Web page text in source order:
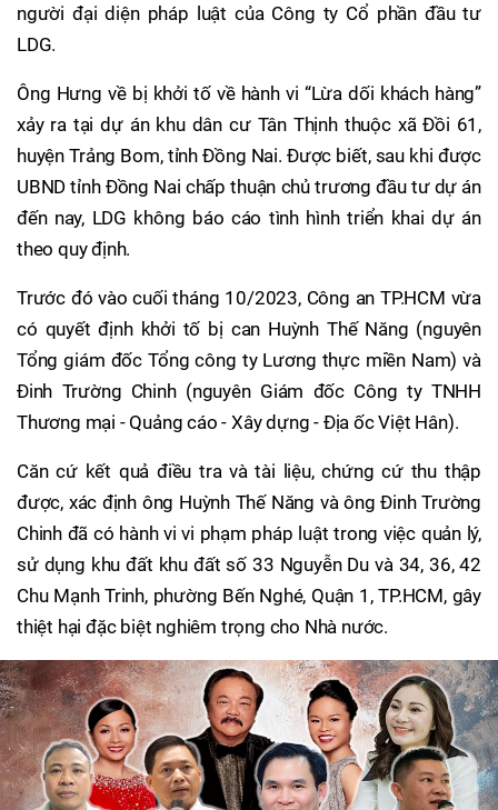
người đại diện pháp luật của Công ty Cổ phần đầu tư
LDG.
Ông Hưng về bị khởi tố về hành vi “Lừa dối khách hàng”
xảy ra tại dự án khu dân cư Tân Thịnh thuộc xã Đồi 61,
huyện Trảng Bom, tỉnh Đồng Nai. Được biết, sau khi được
UBND tỉnh Đồng Nai chấp thuận chủ trương đầu tư dự án
đến nay, LDG không báo cáo tình hình triển khai dự án
theo quy định.
Trước đó vào cuối tháng 10/2023, Công an TP.HCM vừa
có quyết định khởi tố bị can Huỳnh Thế Năng (nguyên
Tổng giám đốc Tổng công ty Lương thực miền Nam) và
Đinh Trường Chinh (nguyên Giám đốc Công ty TNHH
Thương mại - Quảng cáo - Xây dựng - Địa ốc Việt Hân).
Căn cứ kết quả điều tra và tài liệu, chứng cứ thu thập
được, xác định ông Huỳnh Thế Năng và ông Đinh Trường
Chinh đã có hành vi vi phạm pháp luật trong việc quản lý,
sử dụng khu đất khu đất số 33 Nguyễn Du và 34, 36, 42
Chu Mạnh Trinh, phường Bến Nghé, Quận 1, TP.HCM, gây
thiệt hại đặc biệt nghiêm trọng cho Nhà nước.